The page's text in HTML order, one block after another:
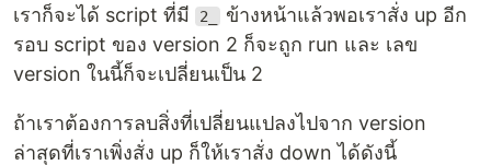
เราก็จะได้ script ที่มี
2_
ข้างหน้าแล้วพอเราสั่ง up อีก
รอบ script ของ version 2 ก็จะถูก run และ เลข
version ในนี้ก็จะเปลี่ยนเป็น 2
ถ้าเราต้องการลบสิ่งที่เปลี่ยนแปลงไปจาก version
ล่าสุดที่เราเพิ่งสั่ง up ก็ให้เราสั่ง down ได้ดังนี้